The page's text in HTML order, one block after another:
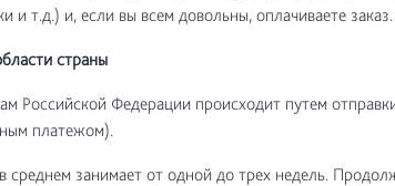
и т.д.) и, если вы всем довольны, оплачиваете заказ.
страны
Российской Федерации происходит путем
платежом).
среднем занимает от одной до трех недель.